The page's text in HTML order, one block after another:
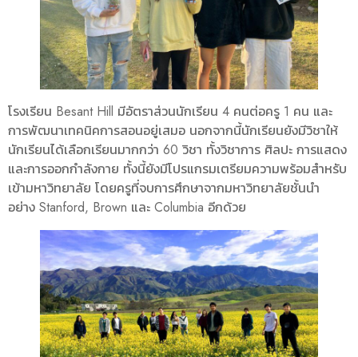
โรงเรียน Besant Hill มีอัตราส่วนนักเรียน 4 คนต่อครู 1 คน และ
การพัฒนาเทคนิคการสอนอยู่เสมอ นอกจากนี้นักเรียนยังมีวิชาให้
นักเรียนได้เลือกเรียนมากกว่า 60 วิชา ทั้งวิชาการ ศิลปะ การแสดง
และการออกกำลังกาย ทั้งนี้ยังมีโปรแกรมเตรียมความพร้อมสำหรับ
เข้ามหาวิทยาลัย โดยครูที่จบการศึกษาจากมหาวิทยาลัยชั้นนำ
อย่าง Stanford, Brown และ Columbia อีกด้วย